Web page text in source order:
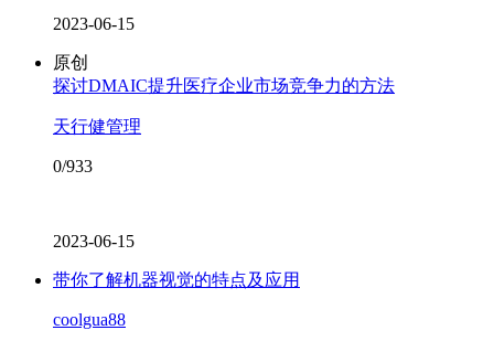
2023-06-15
原创
探讨DMAIC提升医疗企业市场竞争力的方法
天行健管理
0/933
2023-06-15
带你了解机器视觉的特点及应用
coolgua88